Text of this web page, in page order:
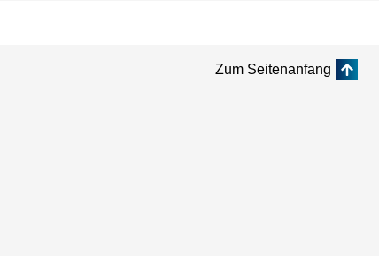
Zum Seitenanfang